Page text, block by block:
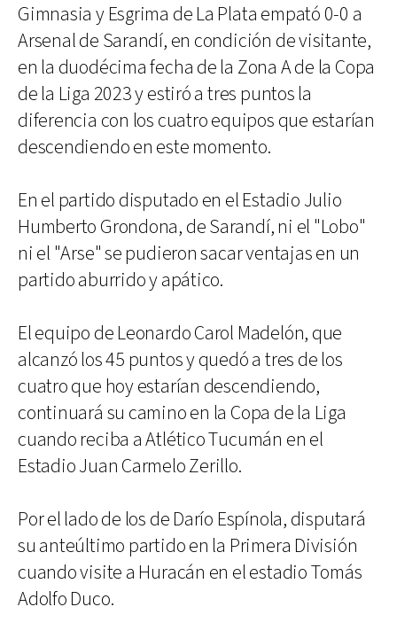
Gimnasia y Esgrima de La Plata empató 0-0 a
Arsenal de Sarandí, en condición de visitante,
en la duodécima fecha de la Zona A de la Copa
de la Liga 2023 y estiró a tres puntos la
diferencia con los cuatro equipos que estarían
descendiendo en este momento.
En el partido disputado en el Estadio Julio
Humberto Grondona, de Sarandí, ni el "Lobo"
ni el "Arse" se pudieron sacar ventajas en un
partido aburrido y apático.
El equipo de Leonardo Carol Madelón, que
alcanzó los 45 puntos y quedó a tres de los
cuatro que hoy estarían descendiendo,
continuará su camino en la Copa de la Liga
cuando reciba a Atlético Tucumán en el
Estadio Juan Carmelo Zerillo.
Por el lado de los de Darío Espínola, disputará
su anteúltimo partido en la Primera División
cuando visite a Huracán en el estadio Tomás
Adolfo Duco.